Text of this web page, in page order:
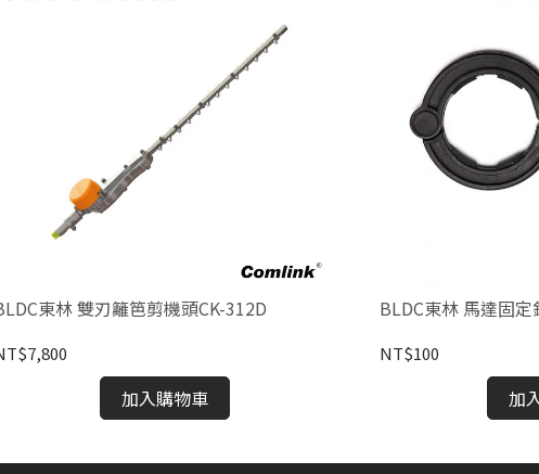
東林 雙刃籬笆剪機頭CK-312D
加入購物車
BLDC東林 馬達固定
NT$100
加